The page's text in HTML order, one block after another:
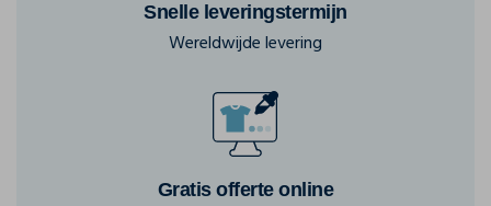
Snelle leveringstermijn
Wereldwijde levering
Gratis offerte online